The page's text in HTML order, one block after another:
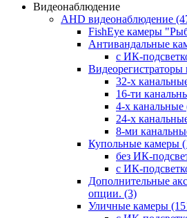
Видеонаблюдение
AHD видеонаблюдение
FishEye камеры
Антивандальные
с ИК-
32-х
16-ти
4-х канальные
24-х
8-ми
Купольные камеры
без ИК-
с ИК-
Дополнительные
опции. (3)
Уличные камеры